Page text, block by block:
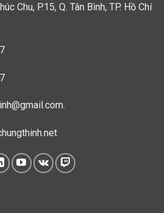
Chu, P.15, Q. Tân Bình, TP. Hồ Chí